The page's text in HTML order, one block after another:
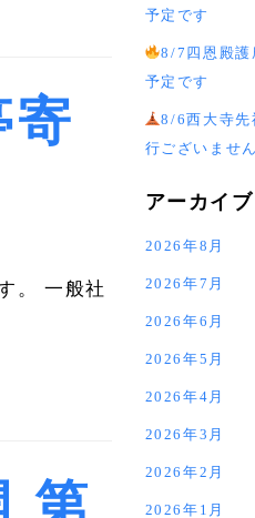
寄
。 一般社
第
予定です
8/7四恩殿護
予定です
8/6西大寺先
行ございません
アーカイブ
2026年8月
2026年7月
2026年6月
2026年5月
2026年4月
2026年3月
2026年2月
2026年1月